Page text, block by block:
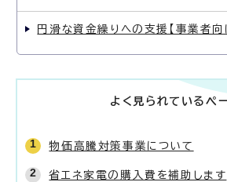
円滑な資金繰りへの支援【事業者向
よく見られているペ
物価高騰対策事業について
省エネ家電の購入費を補助します